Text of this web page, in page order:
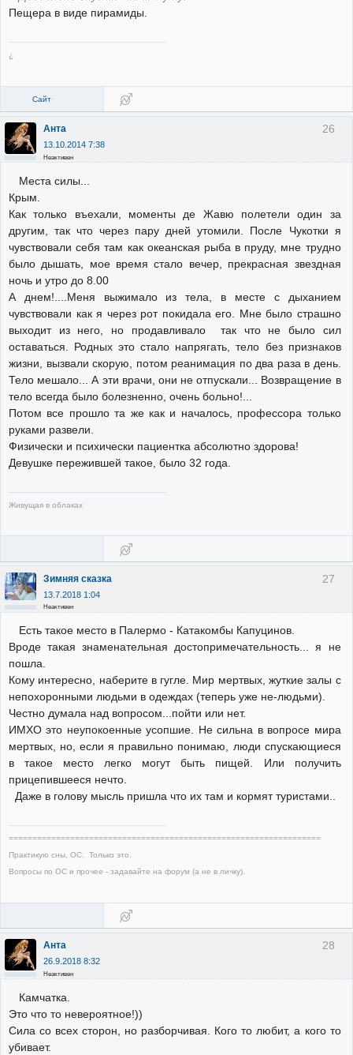
Пещера в виде пирамиды.
¿
Сайт
26
Анта
13.10.2014 7:38
Неактивен
Места силы...
Крым.
Как только въехали, моменты де Жавю полетели один за
другим, так что через пару дней утомили. После Чукотки я
чувствовали себя там как океанская рыба в пруду, мне трудно
было дышать, мое время стало вечер, прекрасная звездная
ночь и утро до 8.00
А днем!....Меня выжимало из тела, в месте с дыханием
чувствовали как я через рот покидала его. Мне было страшно
выходит из него, но продавливало так что не было сил
оставаться. Родных это стало напрягать, тело без признаков
жизни, вызвали скорую, потом реанимация по два раза в день.
Тело мешало... А эти врачи, они не отпускали... Возвращение в
тело всегда было болезненно, очень больно!...
Потом все прошло та же как и началось, профессора только
руками развели.
Физически и психически пациентка абсолютно здорова!
Девушке пережившей такое, было 32 года.
Живущая в облаках
27
Зимняя сказка
13.7.2018 1:04
Неактивен
Есть такое место в Палермо - Катакомбы Капуцинов.
Вроде такая знаменательная достопримечательность... я не
пошла.
Кому интересно, наберите в гугле. Мир мертвых, жуткие залы с
непохоронными людьми в одеждах (теперь уже не-людьми).
Честно думала над вопросом...пойти или нет.
ИМХО это неупокоенные усопшие. Не сильна в вопросе мира
мертвых, но, если я правильно понимаю, люди спускающиеся
в такое место легко могут быть пищей. Или получить
прицепившееся нечто.
Даже в голову мысль пришла что их там и кормят туристами..
==================================================================
Практикую сны, ОС. Только это.
Вопросы по ОС и прочее - задавайте на форум (а не в личку).
28
Анта
26.9.2018 8:32
Неактивен
Камчатка.
Это что то невероятное!))
Сила со всех сторон, но разборчивая. Кого то любит, а кого то
убивает.